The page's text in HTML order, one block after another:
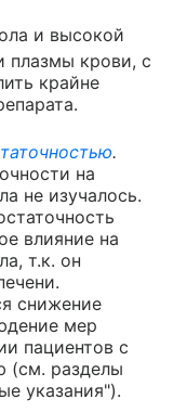
и высокой
плазмы крови, с
крайне
.
на
не изучалось.
влияние на
т.к. он
снижение
мер
пациентов с
(см. разделы
указания").